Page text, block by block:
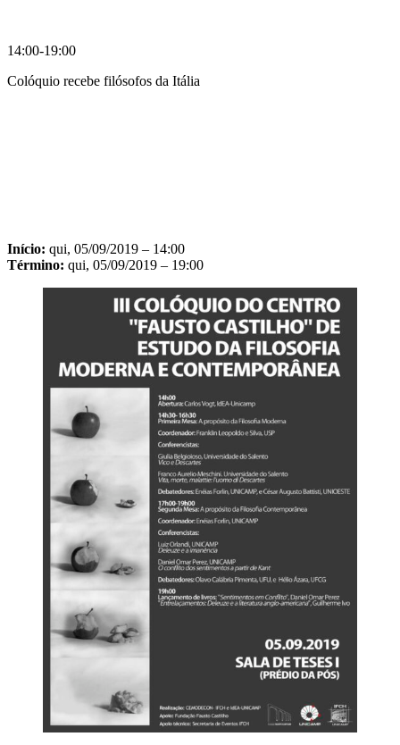
14:00-19:00
Colóquio recebe filósofos da Itália
Início: qui, 05/09/2019 – 14:00
Término: qui, 05/09/2019 – 19:00